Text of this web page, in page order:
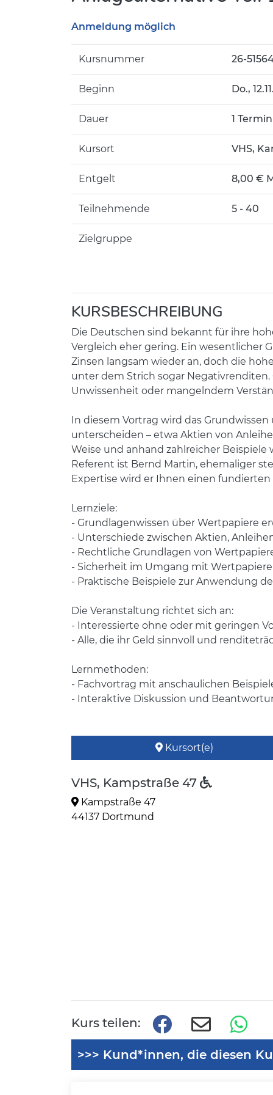
Anmeldung möglich
Kursnummer 26-
Beginn Do.,
Dauer 1 Termin
Kursort VHS,
Entgelt 8,00 €
Teilnehmende 5 - 40
Zielgruppe
KURSBESCHREIBUNG
Die Deutschen sind bekannt für ihre
Vergleich eher gering. Ein wesentlicher
Zinsen langsam wieder an, doch die
unter dem Strich sogar
Unwissenheit oder mangelndem
In diesem Vortrag wird das
unterscheiden – etwa Aktien von
Weise und anhand zahlreicher
Referent ist Bernd Martin, ehemaliger
Expertise wird er Ihnen einen
Lernziele:
- Grundlagenwissen über Wertpapiere
- Unterschiede zwischen Aktien,
- Rechtliche Grundlagen von
- Sicherheit im Umgang mit
- Praktische Beispiele zur Anwendung
Die Veranstaltung richtet sich an:
- Interessierte ohne oder mit geringen
- Alle, die ihr Geld sinnvoll und
Lernmethoden:
- Fachvortrag mit anschaulichen
- Interaktive Diskussion und
Kursort(e)
VHS, Kampstraße 47
Kampstraße 47
44137 Dortmund
Kurs teilen:
>>> Kund*innen, die diesen